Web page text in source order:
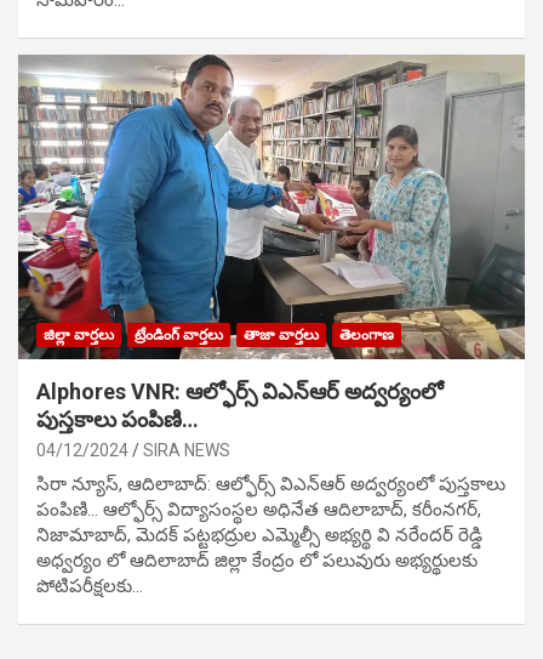
జిల్లా వార్తలు ట్రేండింగ్ వార్తలు తాజా వార్తలు తెలంగాణ
Alphores VNR: ఆల్ఫోర్స్ విఎన్ఆర్ అద్వర్యంలో
పుస్తకాలు పంపిణి…
04/12/2024 SIRA NEWS
సిరా న్యూస్, ఆదిలాబాద్: ఆల్ఫోర్స్ విఎన్ఆర్ అద్వర్యంలో పుస్తకాలు
పంపిణి… ఆల్ఫోర్స్ విద్యాసంస్థల అధినేత ఆదిలాబాద్, కరీంనగర్,
నిజామాబాద్, మెదక్ పట్టభద్రుల ఎమ్మెల్సీ అభ్యర్థి వి నరేందర్ రెడ్డి
అధ్వర్యం లో ఆదిలాబాద్ జిల్లా కేంద్రం లో పలువురు అభ్యర్థులకు
పోటిప‌రీక్ష‌ల‌కు…